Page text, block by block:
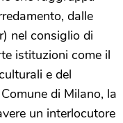
dalle
nel consiglio di
istituzioni come il
e del
di Milano, la
un interlocutore